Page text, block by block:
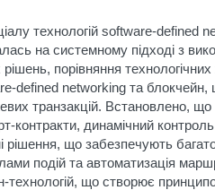
технологій software-
на системному підході з
порівняння
defined networking та
транзакцій. Встановлено,
контракти, динамічний
що забезпечують
подій та автоматизація
що створює